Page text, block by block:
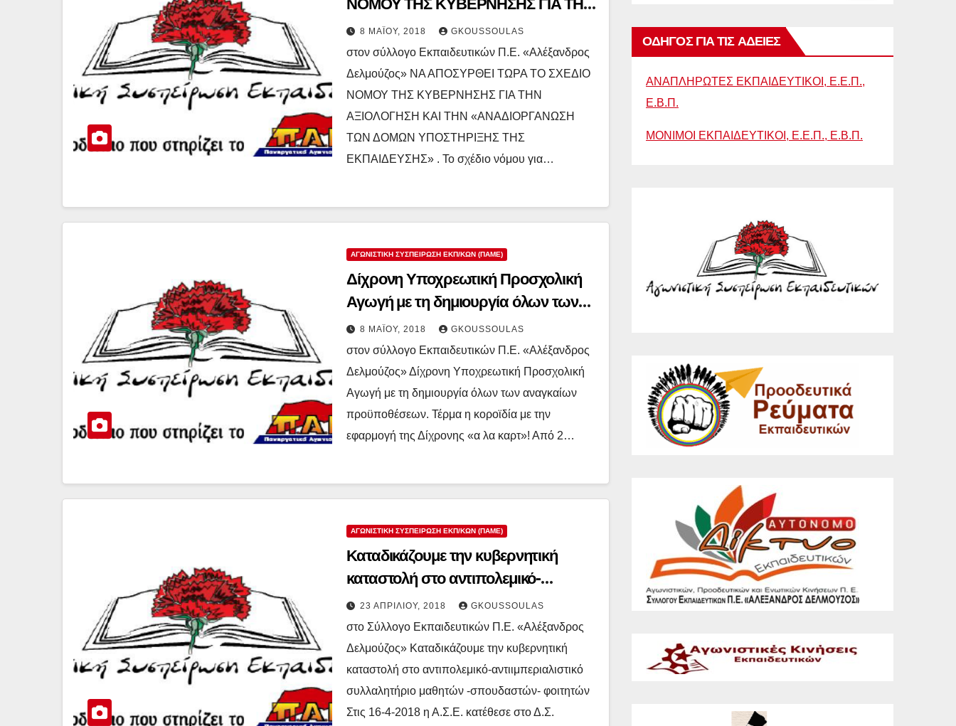
ΝΟΜΟΥ ΤΗΣ ΚΥΒΕΡΝΗΣΗΣ ΓΙΑ ΤΗΝ
ΑΞΙΟΛΟΓΗΣΗ ΚΑΙ ΤΗΝ
«ΑΝΑΔΙΟΡΓΑΝΩΣΗ ΤΩΝ ΔΟΜΩΝ
ΥΠΟΣΤΗΡΙΞΗΣ ΤΗΣ ΕΚΠΑΙΔΕΥΣΗΣ»
8 ΜΑΪ́ΟΥ, 2018 GKOUSSOULAS
στον σύλλογο Εκπαιδευτικών Π.Ε. «Αλέξανδρος
Δελμούζος» ΝΑ ΑΠΟΣΥΡΘΕΙ ΤΩΡΑ ΤΟ ΣΧΕΔΙΟ
ΝΟΜΟΥ ΤΗΣ ΚΥΒΕΡΝΗΣΗΣ ΓΙΑ ΤΗΝ
ΑΞΙΟΛΟΓΗΣΗ ΚΑΙ ΤΗΝ «ΑΝΑΔΙΟΡΓΑΝΩΣΗ
ΤΩΝ ΔΟΜΩΝ ΥΠΟΣΤΗΡΙΞΗΣ ΤΗΣ
ΕΚΠΑΙΔΕΥΣΗΣ» . Το σχέδιο νόμου για…
ΑΓΩΝΙΣΤΙΚΉ ΣΥΣΠΕΊΡΩΣΗ ΕΚΠ/ΚΏΝ (ΠΑΜΕ)
Δίχρονη Υποχρεωτική Προσχολική
Αγωγή με τη δημιουργία όλων των
αναγκαίων προϋποθέσεων. Τέρμα η
κοροϊδία με την εφαρμογή της
Δίχρονης «α λα καρτ»!
8 ΜΑΪ́ΟΥ, 2018 GKOUSSOULAS
στον σύλλογο Εκπαιδευτικών Π.Ε. «Αλέξανδρος
Δελμούζος» Δίχρονη Υποχρεωτική Προσχολική
Αγωγή με τη δημιουργία όλων των αναγκαίων
προϋποθέσεων. Τέρμα η κοροϊδία με την
εφαρμογή της Δίχρονης «α λα καρτ»! Από 2…
ΑΓΩΝΙΣΤΙΚΉ ΣΥΣΠΕΊΡΩΣΗ ΕΚΠ/ΚΏΝ (ΠΑΜΕ)
Καταδικάζουμε την κυβερνητική
καταστολή στο αντιπολεμικό-
αντιιμπεριαλιστικό συλλαλητήριο
μαθητών -σπουδαστών- φοιτητών
23 ΑΠΡΙΛΊΟΥ, 2018 GKOUSSOULAS
στο Σύλλογο Εκπαιδευτικών Π.Ε. «Αλέξανδρος
Δελμούζος» Καταδικάζουμε την κυβερνητική
καταστολή στο αντιπολεμικό-αντιιμπεριαλιστικό
συλλαλητήριο μαθητών -σπουδαστών- φοιτητών
Στις 16-4-2018 η Α.Σ.Ε. κατέθεσε στο Δ.Σ.
ΟΔΗΓΟΣ ΓΙΑ ΤΙΣ ΑΔΕΙΕΣ
ΑΝΑΠΛΗΡΩΤΕΣ ΕΚΠΑΙΔΕΥΤΙΚΟΙ, Ε.Ε.Π.,
Ε.Β.Π.
ΜΟΝΙΜΟΙ ΕΚΠΑΙΔΕΥΤΙΚΟΙ, Ε.Ε.Π., Ε.Β.Π.